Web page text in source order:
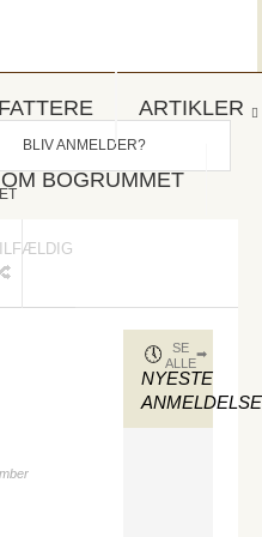
ARTIKLER
OM BOGRUMMET
BLIV ANMELDER?
NYESTE
SE
ALLE